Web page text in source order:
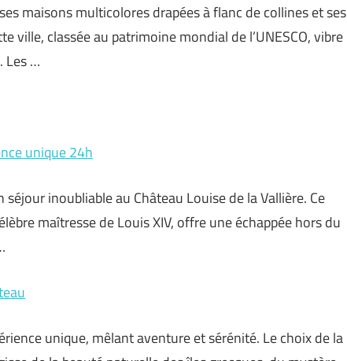
maisons multicolores drapées à flanc de collines et ses
ville, classée au patrimoine mondial de l’UNESCO, vibre
Les …
unique 24h
inoubliable au Château Louise de la Vallière. Ce
maîtresse de Louis XIV, offre une échappée hors du
unique, mêlant aventure et sérénité. Le choix de la